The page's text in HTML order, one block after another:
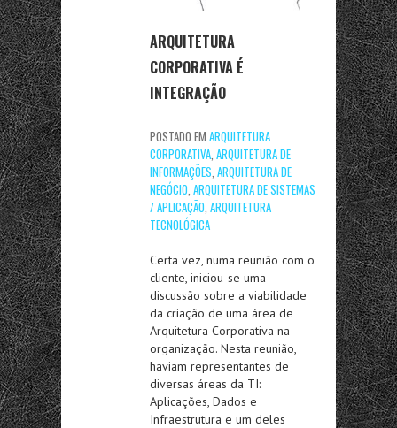
ARQUITETURA
CORPORATIVA É
INTEGRAÇÃO
POSTADO EM ARQUITETURA
CORPORATIVA, ARQUITETURA DE
INFORMAÇÕES, ARQUITETURA DE
NEGÓCIO, ARQUITETURA DE SISTEMAS
/ APLICAÇÃO, ARQUITETURA
TECNOLÓGICA
Certa vez, numa reunião com o
cliente, iniciou-se uma
discussão sobre a viabilidade
da criação de uma área de
Arquitetura Corporativa na
organização. Nesta reunião,
haviam representantes de
diversas áreas da TI:
Aplicações, Dados e
Infraestrutura e um deles